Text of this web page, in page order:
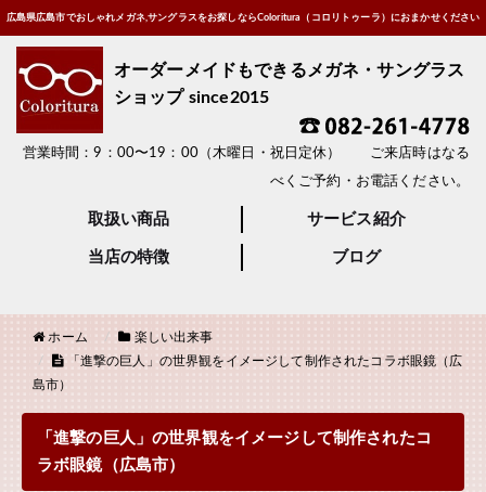
広島県広島市でおしゃれメガネ,サングラスをお探しならColoritura（コロリトゥーラ）におまかせください
オーダーメイドもできるメガネ・サングラス
ショップ since2015
営業時間：9：00〜19：00（木曜日・祝日定休） ご来店時はなる
べくご予約・お電話ください。
取扱い商品 サービス紹介
当店の特徴 ブログ
ホーム
楽しい出来事
「進撃の巨人」の世界観をイメージして制作されたコラボ眼鏡（広
島市）
「進撃の巨人」の世界観をイメージして制作されたコ
ラボ眼鏡（広島市）